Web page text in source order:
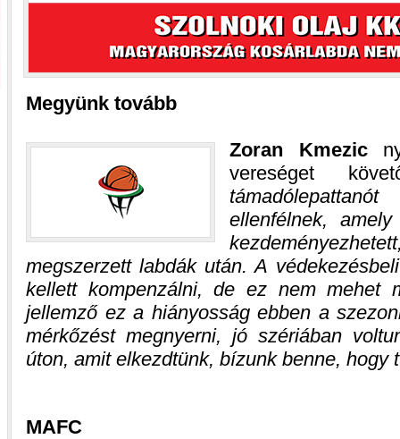
Megyünk tovább
Zoran Kmezic
vereséget
ellenfélnek,
megszerzett labdák után. A
kellett kompenzálni, de ez nem mehet
jellemző ez a hiányosság ebben a
mérkőzést megnyerni, jó szériában
úton, amit elkezdtünk, bízunk benne, hogy
MAFC